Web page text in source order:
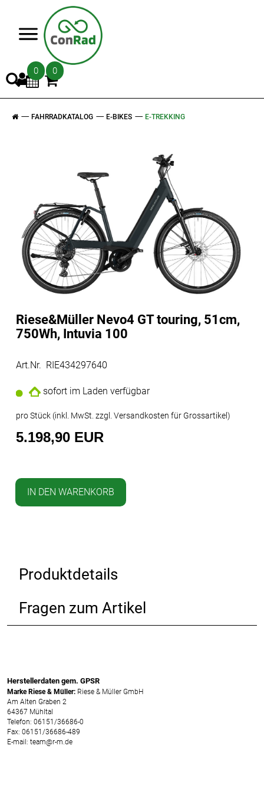
0 0
FAHRRADKATALOG E-BIKES E-TREKKING
Riese&Müller Nevo4 GT touring, 51cm,
750Wh, Intuvia 100
Art.Nr. RIE434297640
sofort im Laden verfügbar
pro Stück (inkl. MwSt. zzgl. Versandkosten für Grossartikel)
5.198,90 EUR
IN DEN WARENKORB
Produktdetails
Fragen zum Artikel
Herstellerdaten gem. GPSR
Marke Riese & Müller: Riese & Müller GmbH
Am Alten Graben 2
64367 Mühltal
Telefon: 06151/36686-0
Fax: 06151/36686-489
E-mail: team@r-m.de